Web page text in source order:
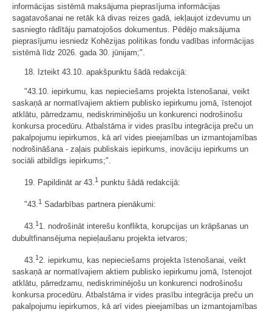
informācijas sistēmā maksājuma pieprasījuma informācijas
sagatavošanai ne retāk kā divas reizes gadā, iekļaujot izdevumu un
sasniegto rādītāju pamatojošos dokumentus. Pēdējo maksājuma
pieprasījumu iesniedz Kohēzijas politikas fondu vadības informācijas
sistēmā līdz 2026. gada 30. jūnijam;".
18. Izteikt 43.10. apakšpunktu šādā redakcijā:
"43.10. iepirkumu, kas nepieciešams projekta īstenošanai, veikt
saskaņā ar normatīvajiem aktiem publisko iepirkumu jomā, īstenojot
atklātu, pārredzamu, nediskriminējošu un konkurenci nodrošinošu
konkursa procedūru. Atbalstāma ir vides prasību integrācija preču un
pakalpojumu iepirkumos, kā arī vides pieejamības un izmantojamības
nodrošināšana - zaļais publiskais iepirkums, inovāciju iepirkums un
sociāli atbildīgs iepirkums;".
19. Papildināt ar 43. 1 punktu šādā redakcijā:
"43.1 Sadarbības partnera pienākumi:
43.1 1. nodrošināt interešu konflikta, korupcijas un krāpšanas un
dubultfinansējuma nepieļaušanu projekta ietvaros;
43. 1 2. iepirkumu, kas nepieciešams projekta īstenošanai, veikt
saskaņā ar normatīvajiem aktiem publisko iepirkumu jomā, īstenojot
atklātu, pārredzamu, nediskriminējošu un konkurenci nodrošinošu
konkursa procedūru. Atbalstāma ir vides prasību integrācija preču un
pakalpojumu iepirkumos, kā arī vides pieejamības un izmantojamības